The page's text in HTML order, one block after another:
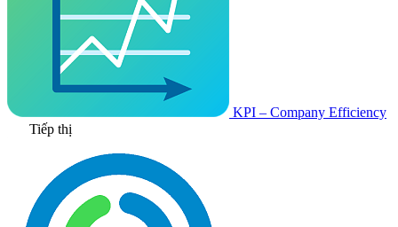
KPI – Company Efficiency
Tiếp thị